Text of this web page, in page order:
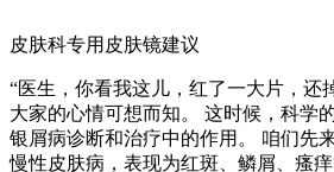
皮肤科专用皮肤镜建议
“医生，你看我这儿，红了一大片，还
大家的心情可想而知。 这时候，科学
银屑病诊断和治疗中的作用。 咱们先
慢性皮肤病，表现为红斑、鳞屑、瘙